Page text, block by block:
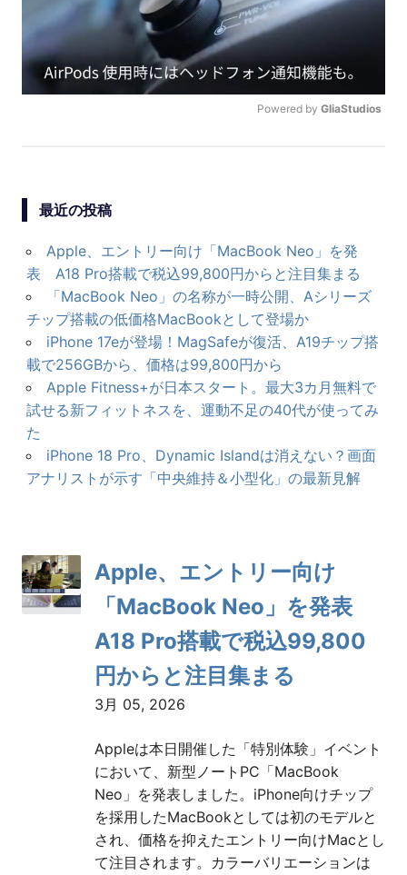
シ
ョ
P
00:00
U
N
P
L
A
Y
Powered by GliaStudios
最近の投稿
Apple、エントリー向け「MacBook Neo」を発
表 A18 Pro搭載で税込99,800円からと注目集まる
「MacBook Neo」の名称が一時公開、Aシリーズ
チップ搭載の低価格MacBookとして登場か
iPhone 17eが登場！MagSafeが復活、A19チップ搭
載で256GBから、価格は99,800円から
Apple Fitness+が日本スタート。最大3カ月無料で
試せる新フィットネスを、運動不足の40代が使ってみ
た
iPhone 18 Pro、Dynamic Islandは消えない？画面
アナリストが示す「中央維持＆小型化」の最新見解
Apple、エントリー向け
「MacBook Neo」を発表
A18 Pro搭載で税込99,800
円からと注目集まる
3月 05, 2026
Appleは本日開催した「特別体験」イベント
において、新型ノートPC「MacBook
Neo」を発表しました。iPhone向けチップ
を採用したMacBookとしては初のモデルと
され、価格を抑えたエントリー向けMacとし
て注目されます。カラーバリエーションは